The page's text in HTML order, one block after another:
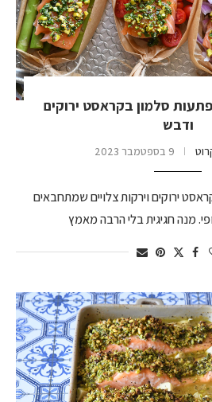
סלמון בקראסט ירוקים
ודבש
9 בספטמבר 2023
ירוקים וירקות צלויים שמתחבאים
מנה חגיגית בלי הרבה מאמץ